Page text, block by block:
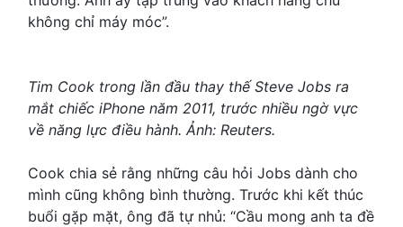
không chỉ máy móc”.
Tim Cook trong lần đầu thay thế Steve Jobs ra
mắt chiếc iPhone năm 2011, trước nhiều ngờ vực
về năng lực điều hành. Ảnh: Reuters.
Cook chia sẻ rằng những câu hỏi Jobs dành cho
mình cũng không bình thường. Trước khi kết thúc
buổi gặp mặt, ông đã tự nhủ: “Cầu mong anh ta đề